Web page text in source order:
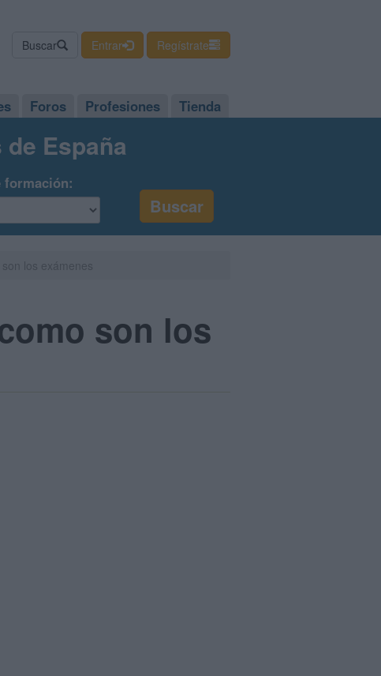
Buscar Entrar Regístrate
Foros Profesiones Tienda
España
formación:
son los